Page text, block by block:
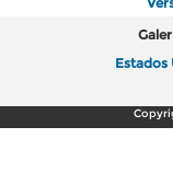
Estados